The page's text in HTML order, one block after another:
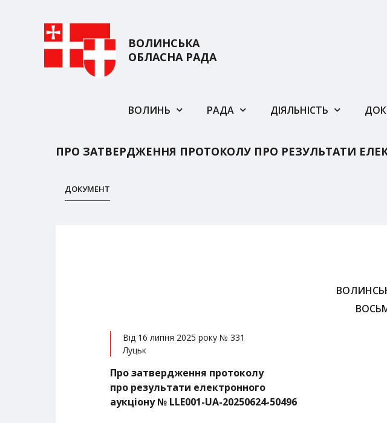
ВОЛИНСЬКА
ОБЛАСНА РАДА
ВОЛИНЬ РАДА ДІЯЛЬНІСТЬ
ПРО ЗАТВЕРДЖЕННЯ ПРОТОКОЛУ ПРО РЕЗУЛЬТАТИ
ДОКУМЕНТ
Від 16 липня 2025 року № 331
Луцьк
Про затвердження протоколу
про результати електронного
аукціону № LLЕ001-UA-20250624-50496